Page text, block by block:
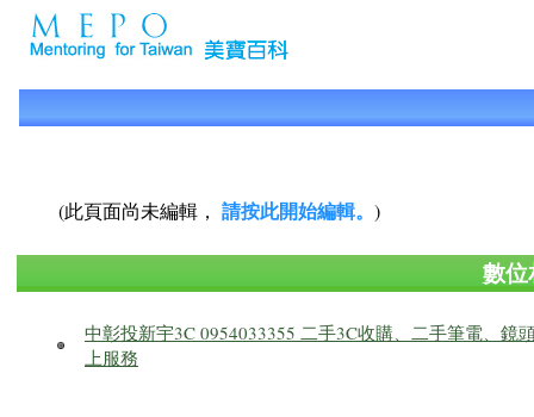
(此頁面尚未編輯， 請按此開始編輯。 )
數
中彰投新宇3C 0954033355 二手3C收購、二手筆電、鏡
上服務